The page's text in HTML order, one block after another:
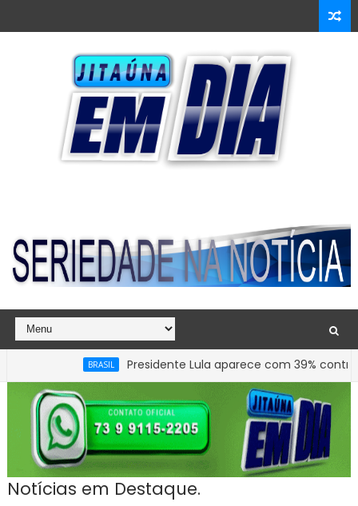
Presidente Lula aparece com 39% contra 30%
Arelano Barreira totalmente reconstruído e ampliado.
Notícias em Destaque.